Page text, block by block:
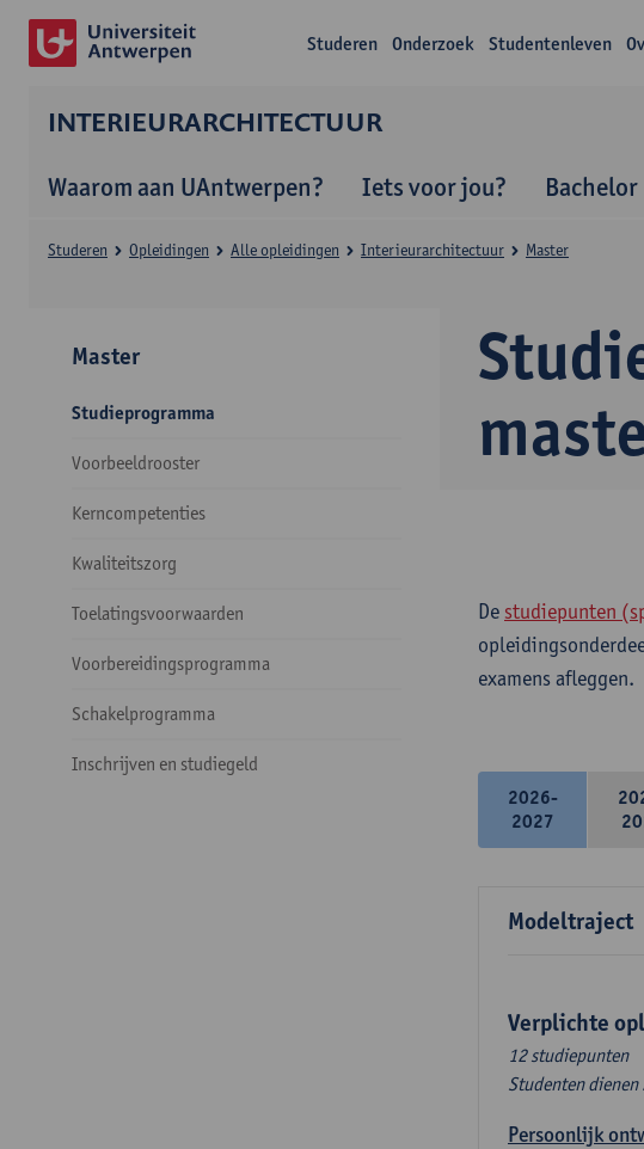
Studeren Onderzoek Studentenleven
INTERIEURARCHITECTUUR
Waarom aan UAntwerpen? Iets voor jou? Bachelor
Studeren Opleidingen Alle opleidingen Interieurarchitectuur Master
Master
Studieprogramma
Voorbeeldrooster
Kerncompetenties
Kwaliteitszorg
Toelatingsvoorwaarden
Voorbereidingsprogramma
Schakelprogramma
Inschrijven en studiegeld
De studiepunten
examens afleggen.
2026-
2027
Modeltraject
Verplichte
12 studiepunten
Studenten dienen
Persoonlijk